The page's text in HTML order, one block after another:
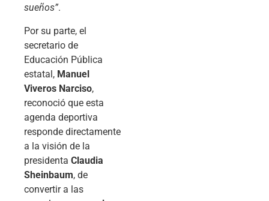
sueños”.
Por su parte, el
secretario de
Educación Pública
estatal, Manuel
Viveros Narciso,
reconoció que esta
agenda deportiva
responde directamente
a la visión de la
presidenta Claudia
Sheinbaum, de
convertir a las